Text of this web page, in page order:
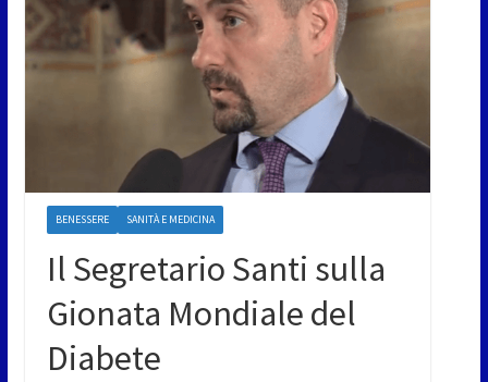
BENESSERE SANITÀ E MEDICINA
Il Segretario Santi sulla
Gionata Mondiale del
Diabete